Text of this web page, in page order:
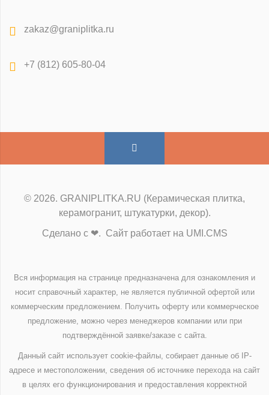
zakaz@graniplitka.ru
+7 (812) 605-80-04
© 2026. GRANIPLITKA.RU (Керамическая плитка,
керамогранит, штукатурки, декор).
Сделано с ❤. Сайт работает на UMI.CMS
Вся информация на странице предназначена для ознакомления и
носит справочный характер, не является публичной офертой или
коммерческим предложением. Получить оферту или коммерческое
предложение, можно через менеджеров компании или при
подтверждённой заявке/заказе с сайта.
Данный сайт использует cookie-файлы, собирает данные об IP-
адресе и местоположении, сведения об источнике перехода на сайт
в целях его функционирования и предоставления корректной